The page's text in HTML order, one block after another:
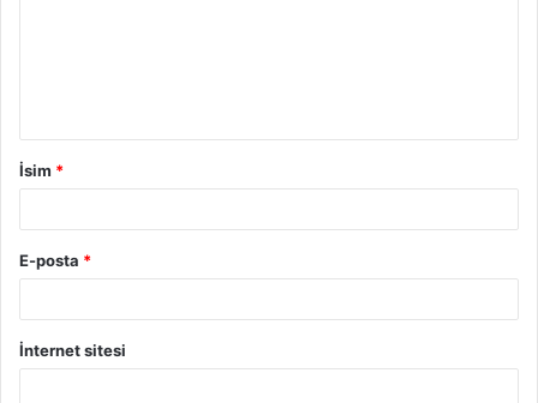
İsim *
E-posta *
İnternet sitesi